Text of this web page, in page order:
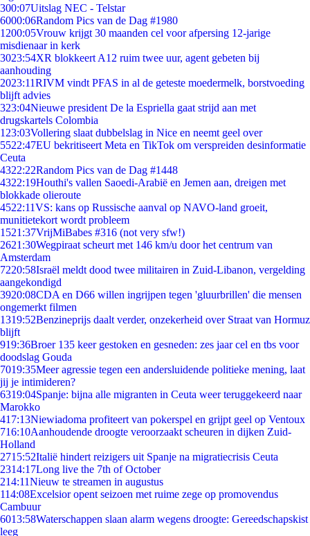
300:07Uitslag NEC - Telstar
6000:06Random Pics van de Dag #1980
1200:05Vrouw krijgt 30 maanden cel voor afpersing 12-jarige
misdienaar in kerk
3023:54XR blokkeert A12 ruim twee uur, agent gebeten bij
aanhouding
2023:11RIVM vindt PFAS in al de geteste moedermelk, borstvoeding
blijft advies
323:04Nieuwe president De la Espriella gaat strijd aan met
drugskartels Colombia
1 23:03Vollering slaat dubbelslag in Nice en neemt geel over
5522:47EU bekritiseert Meta en TikTok om verspreiden desinformatie
Ceuta
4322:22Random Pics van de Dag #1448
4322:19Houthi's vallen Saoedi-Arabië en Jemen aan, dreigen met
blokkade olieroute
4522:11VS: kans op Russische aanval op NAVO-land groeit,
munitietekort wordt probleem
1521:37VrijMiBabes #316 (not very sfw!)
2621:30Wegpiraat scheurt met 146 km/u door het centrum van
Amsterdam
7220:58Israël meldt dood twee militairen in Zuid-Libanon, vergelding
aangekondigd
3920:08CDA en D66 willen ingrijpen tegen 'gluurbrillen' die mensen
ongemerkt filmen
1319:52Benzineprijs daalt verder, onzekerheid over Straat van Hormuz
blijft
919:36Broer 135 keer gestoken en gesneden: zes jaar cel en tbs voor
doodslag Gouda
7019:35Meer agressie tegen een andersluidende politieke mening, laat
jij je intimideren?
6319:04Spanje: bijna alle migranten in Ceuta weer teruggekeerd naar
Marokko
417:13Niewiadoma profiteert van pokerspel en grijpt geel op Ventoux
716:10Aanhoudende droogte veroorzaakt scheuren in dijken Zuid-
Holland
2715:52Italië hindert reizigers uit Spanje na migratiecrisis Ceuta
2314:17Long live the 7th of October
214:11Nieuw te streamen in augustus
114:08Excelsior opent seizoen met ruime zege op promovendus
Cambuur
6013:58Waterschappen slaan alarm wegens droogte: Gereedschapskist
leeg